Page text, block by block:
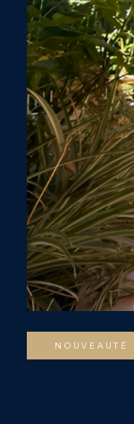
NOUVEAUTÉ